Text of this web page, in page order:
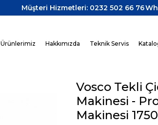
Müşteri Hizmetleri: 0232 502 66 76
Ürünlerimiz Hakkımızda Teknik Servis
Vosco Tekli
Makinesi -
Makinesi